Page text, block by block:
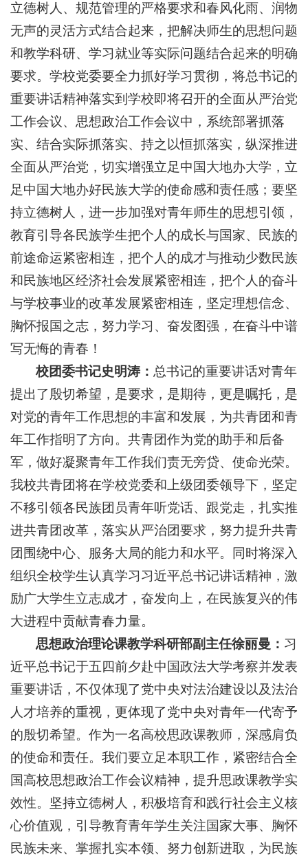
立德树人、规范管理的严格要求和春风化雨、润物
无声的灵活方式结合起来，把解决师生的思想问题
和教学科研、学习就业等实际问题结合起来的明确
要求。学校党委要全力抓好学习贯彻，将总书记的
重要讲话精神落实到学校即将召开的全面从严治党
工作会议、思想政治工作会议中，系统部署抓落
实、结合实际抓落实、持之以恒抓落实，纵深推进
全面从严治党，切实增强立足中国大地办大学，立
足中国大地办好民族大学的使命感和责任感；要坚
持立德树人，进一步加强对青年师生的思想引领，
教育引导各民族学生把个人的成长与国家、民族的
前途命运紧密相连，把个人的成才与推动少数民族
和民族地区经济社会发展紧密相连，把个人的奋斗
与学校事业的改革发展紧密相连，坚定理想信念、
胸怀报国之志，努力学习、奋发图强，在奋斗中谱
写无悔的青春！
校团委书记史明涛： 总书记的重要讲话对青年
提出了殷切希望，是要求，是期待，更是嘱托，是
对党的青年工作思想的丰富和发展，为共青团和青
年工作指明了方向。共青团作为党的助手和后备
军，做好凝聚青年工作我们责无旁贷、使命光荣。
我校共青团将在学校党委和上级团委领导下，坚定
不移引领各民族团员青年听党话、跟党走，扎实推
进共青团改革，落实从严治团要求，努力提升共青
团围绕中心、服务大局的能力和水平。同时将深入
组织全校学生认真学习习近平总书记讲话精神，激
励广大学生立志成才，奋发向上，在民族复兴的伟
大进程中贡献青春力量。
思想政治理论课教学科研部副主任徐丽曼： 习
近平总书记于五四前夕赴中国政法大学考察并发表
重要讲话，不仅体现了党中央对法治建设以及法治
人才培养的重视，更体现了党中央对青年一代寄予
的殷切希望。作为一名高校思政课教师，深感肩负
的使命和责任。我们要立足本职工作，紧密结合全
国高校思想政治工作会议精神，提升思政课教学实
效性。坚持立德树人，积极培育和践行社会主义核
心价值观，引导教育青年学生关注国家大事、胸怀
民族未来、掌握扎实本领、努力创新进取，为民族